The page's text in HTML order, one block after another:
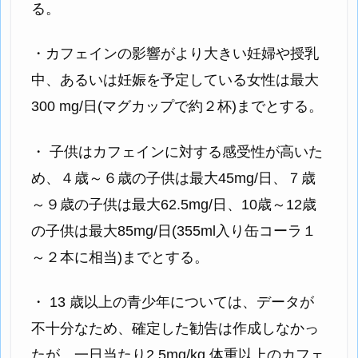
る。
・カフェインの影響がより大きい妊婦や授乳
中、あるいは妊娠を予定している女性は最大
300 mg/日(マグカップで約２杯)までとする。
・ 子供はカフェインに対する感受性が高いた
め、４歳～６歳の子供は最大45mg/日、７歳
～９歳の子供は最大62.5mg/日、10歳～12歳
の子供は最大85mg/日(355ml入り缶コーラ１
～２本に相当)までとする。
・ 13 歳以上の青少年については、データが
不十分なため、確定した勧告は作成しなかっ
たが、一日当たり2.5mg/kg 体重以上のカフェ